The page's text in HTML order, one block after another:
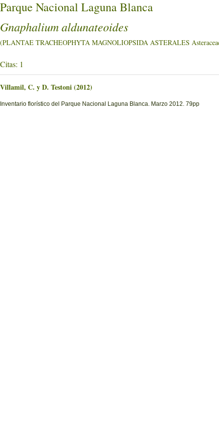
Parque Nacional Laguna Blanca
Gnaphalium aldunateoides
(PLANTAE TRACHEOPHYTA MAGNOLIOPSIDA ASTERALES
Citas: 1
Villamil, C. y D. Testoni (2012)
Inventario florístico del Parque Nacional Laguna Blanca. Marzo 2012. 79pp